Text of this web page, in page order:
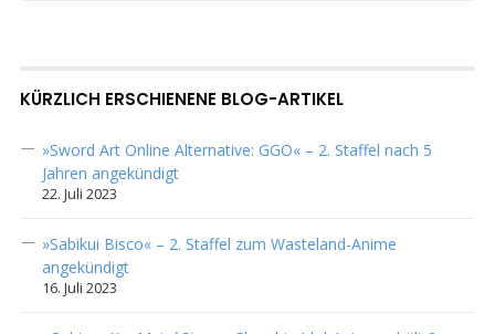
KÜRZLICH ERSCHIENENE BLOG-ARTIKEL
»Sword Art Online Alternative: GGO« – 2. Staffel nach 5
Jahren angekündigt
22. Juli 2023
»Sabikui Bisco« – 2. Staffel zum Wasteland-Anime
angekündigt
16. Juli 2023